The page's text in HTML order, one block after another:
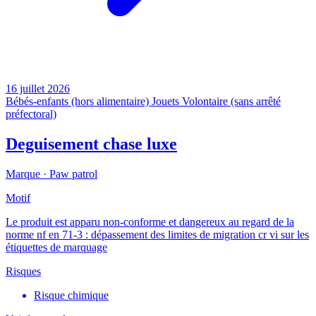
16 juillet 2026
Bébés-enfants (hors alimentaire) Jouets Volontaire (sans arrêté
préfectoral)
Deguisement chase luxe
Marque · Paw patrol
Motif
Le produit est apparu non-conforme et dangereux au regard de la
norme nf en 71-3 : dépassement des limites de migration cr vi sur les
étiquettes de marquage
Risques
Risque chimique